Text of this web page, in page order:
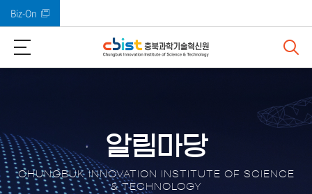
Biz-On
알림마당
CHUNGBUK INNOVATION INSTITUTE OF SCIENCE
& TECHNOLOGY